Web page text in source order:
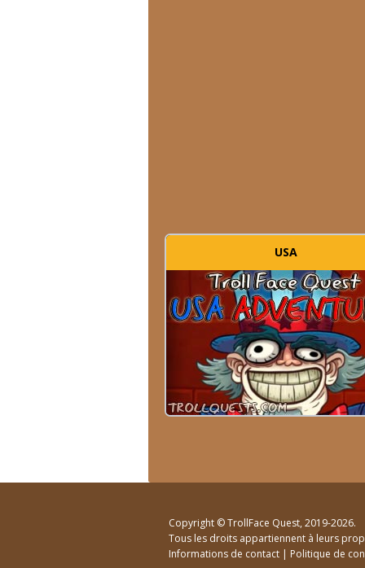
USA
Copyright ©TrollFace Quest, 2019-2026.
Tous les droits appartiennent à leurs
Informations de contact | Politique de